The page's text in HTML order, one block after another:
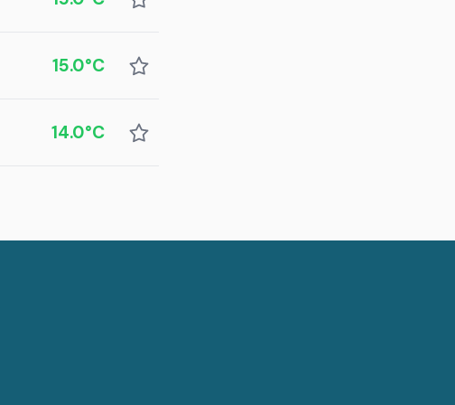
15.0°C
14.0°C